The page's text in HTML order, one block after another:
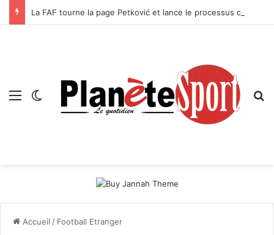
Menu Switch skin
Accueil / Football Etranger